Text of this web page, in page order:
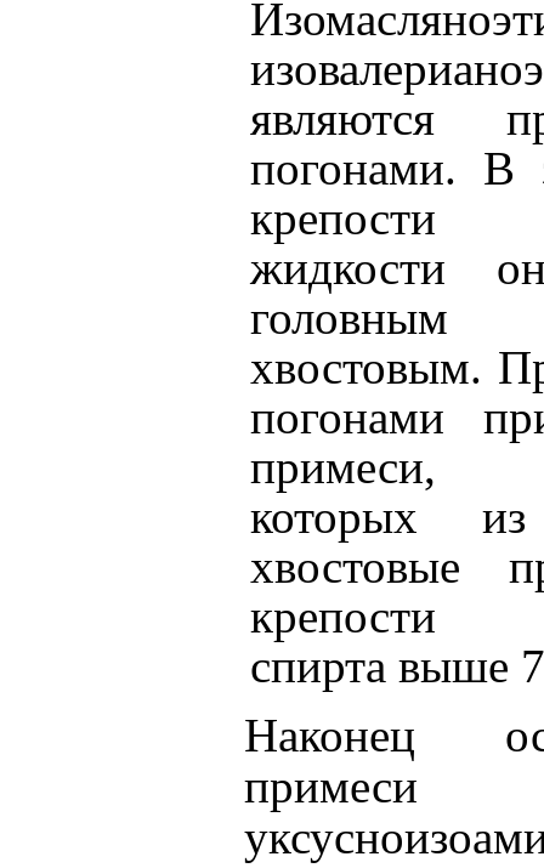
являются
погонами. В
крепости
жидкости
головным
хвостовым.
погонами
примеси,
которых
хвостовые
крепости
спирта выше
Наконец
примеси